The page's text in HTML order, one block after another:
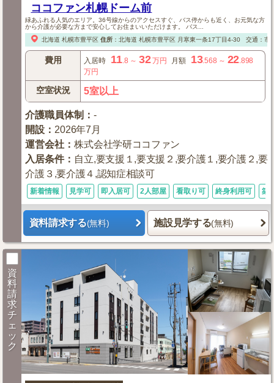
ココファン札幌ドーム前
緑あふれる人気のエリア。36号線からのアクセスすぐ、バス停からも近く、お元気な方
から介護が必要な方まで安心してお住まいいただけます。 バス...
北海道 札幌市豊平区 住所： 北海道 札幌市豊平区月寒東一条17丁目4-30 交通：市
費用 入居時 11.8 ～ 32万円 月額 13.568 ～ 22.898
万円
空室状況 5室以上
介護職員体制 ：-
開設 ： 2026年7月
運営会社 ：株式会社学研ココファン
入居条件： 自立,要支援１,要支援２,要介護１,要介護２,要
介護３,要介護４,認知症相談可
新着情報 見学可 即入居可 2人部屋 看取り可 終身利用可 築
資料請求する(無料) 施設見学する(無料)
資
料
請
求
チ
ェ
ッ
ク